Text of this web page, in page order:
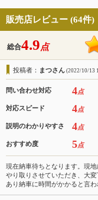
販売店レビュー (64件)
総合4.9点
投稿者： まつさん (2022/10/13
問い合わせ対応 4点
対応スピード 4点
説明のわかりやすさ 4点
おすすめ度 5点
現在納車待ちとなります。現
やり取りさせていただき、大
あり納車に時間がかかると言